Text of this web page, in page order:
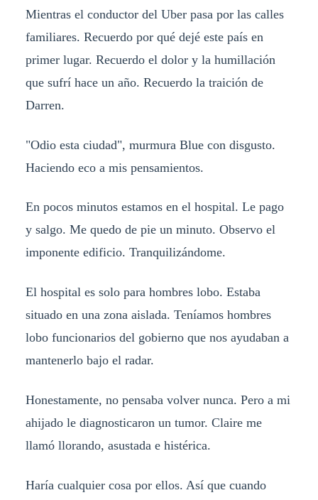
Mientras el conductor del Uber pasa por las calles
familiares. Recuerdo por qué dejé este país en
primer lugar. Recuerdo el dolor y la humillación
que sufrí hace un año. Recuerdo la traición de
Darren.
"Odio esta ciudad", murmura Blue con disgusto.
Haciendo eco a mis pensamientos.
En pocos minutos estamos en el hospital. Le pago
y salgo. Me quedo de pie un minuto. Observo el
imponente edificio. Tranquilizándome.
El hospital es solo para hombres lobo. Estaba
situado en una zona aislada. Teníamos hombres
lobo funcionarios del gobierno que nos ayudaban a
mantenerlo bajo el radar.
Honestamente, no pensaba volver nunca. Pero a mi
ahijado le diagnosticaron un tumor. Claire me
llamó llorando, asustada e histérica.
Haría cualquier cosa por ellos. Así que cuando